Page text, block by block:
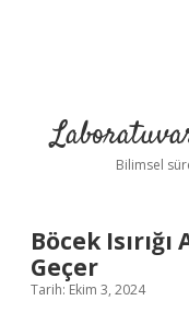
Bilimsel
Böcek
Geçer
Tarih: Ekim 3, 2024